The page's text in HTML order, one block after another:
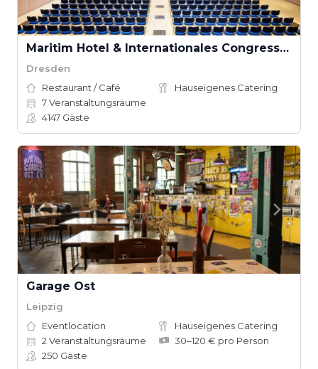
Maritim Hotel & Internationales Congress Center Dresden
Dresden
Restaurant / Café
Hauseigenes Catering
7Veranstaltungsräume
4147 Gäste
Garage Ost
Leipzig
Eventlocation
Hauseigenes Catering
2 Veranstaltungsräume
30–120 € pro Person
250 Gäste